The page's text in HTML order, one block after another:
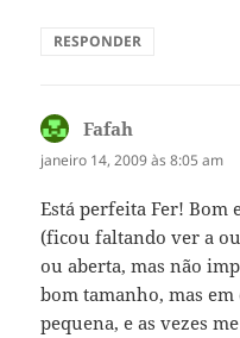
RESPONDER
Fafah
janeiro 14, 2009 às 8:05 am
Está perfeita Fer! Bom
(ficou faltando ver a
ou aberta, mas não
bom tamanho, mas em
pequena, e as vezes